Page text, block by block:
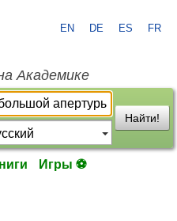
EN DE ES FR
Академике
Найти!
Игры ⚽